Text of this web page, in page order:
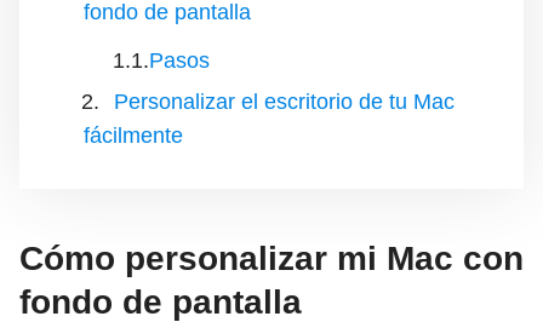
fondo de pantalla
Pasos
Personalizar el escritorio de tu Mac
fácilmente
Cómo personalizar mi Mac con
fondo de pantalla